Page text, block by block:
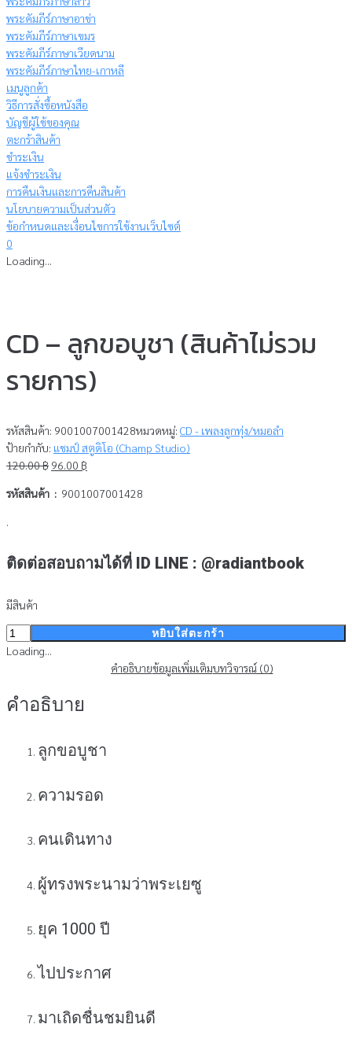
พระคัมภีร์ภาษาอาข่า
พระคัมภีร์ภาษาเขมร
พระคัมภีร์ภาษาเวียดนาม
พระคัมภีร์ภาษาไทย-เกาหลี
เมนูลูกค้า
วิธีการสั่งซื้อหนังสือ
บัญชีผู้ใช้ของคุณ
ตะกร้าสินค้า
ชำระเงิน
แจ้งชำระเงิน
การคืนเงินและการคืนสินค้า
นโยบายความเป็นส่วนตัว
ข้อกำหนดและเงื่อนไขการใช้งานเว็บไซต์
0
Loading...
CD – ลูกขอบูชา (สินค้าไม่รวม
รายการ)
รหัสสินค้า: 9001007001428หมวดหมู่: CD - เพลงลูกทุ่ง/หมอลำ
ป้ายกำกับ: แชมป์ สตูดิโอ (Champ Studio)
120.00฿ Original
was:
96.00 ฿
is:
รหัสสินค้า : 9001007001428
.
ติดต่อสอบถามได้ที่ ID LINE : @radiantbook
มีสินค้า
จำนวน
CD
ขอ
รายการ)
หยิบใส่ตะกร้า
Loading...
คำอธิบายข้อมูลเพิ่มเติมบทวิจารณ์ (0)
คำอธิบาย
ลูกขอบูชา
ความรอด
คนเดินทาง
ผู้ทรงพระนามว่าพระเยซู
ยุค 1000 ปี
ไปประกาศ
มาเถิดชื่นชมยินดี